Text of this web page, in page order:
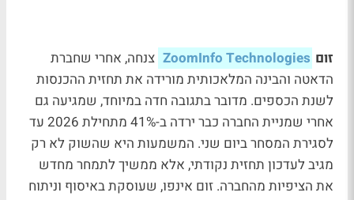
זום ZoomInfo Technologies צנחה, אחרי שחברת
הדאטה והבינה המלאכותית מורידה את תחזית ההכנסות
לשנת הכספים. מדובר בתגובה חדה במיוחד, שמגיעה גם
אחרי שמניית החברה כבר ירדה ב-41% מתחילת 2026 עד
לסגירת המסחר ביום שני. המשמעות היא שהשוק לא רק
מגיב לעדכון תחזית נקודתי, אלא ממשיך לתמחר מחדש
את הציפיות מהחברה. זום אינפו, שעוסקת באיסוף וניתוח